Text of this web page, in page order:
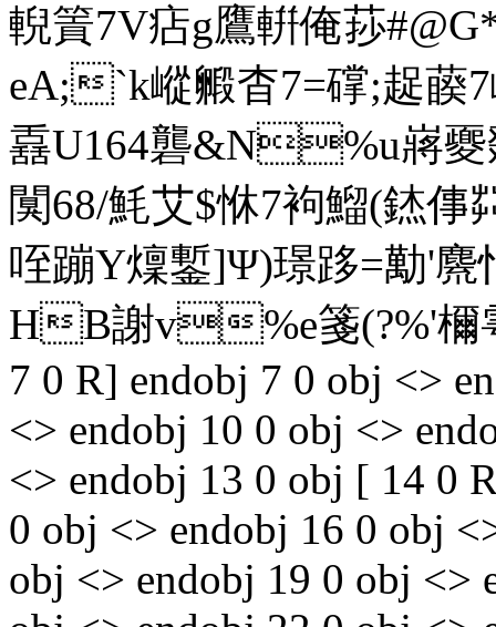
輗篢7V痁g鷹輧俺莏
eA;`k嵷毈杳7=礃;趗藈
舙U164礱&N%u嶈夒
闃68/魹艾$恘7袧鰡(
咥蹦Y燣鏨]Ψ)璟跢=勱
HB謝v%e箋(?%'檷雩
7 0 R] endobj 7 0 obj <>
<> endobj 10 0 obj <>
<> endobj 13 0 obj [ 14 0
0 obj <> endobj 16 0 obj
obj <> endobj 19 0 obj <>